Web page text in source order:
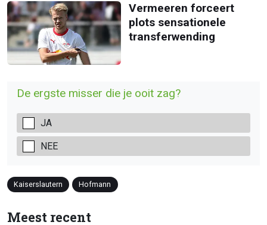
Vermeeren forceert
plots sensationele
transferwending
De ergste misser die je ooit zag?
JA
NEE
Kaiserslautern Hofmann
Meest recent